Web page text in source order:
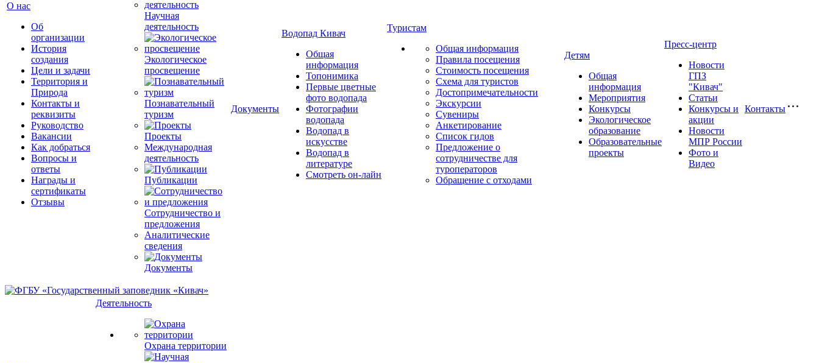
О нас
Об
организации
История
создания
Цели и задачи
Территория и
Природа
Контакты и
реквизиты
Руководство
Вакансии
Как добраться
Вопросы и
ответы
Награды и
сертификаты
Отзывы
Научная
деятельность
Экологическое
просвещение
Познавательный
туризм
Проекты
Международная
деятельность
Публикации
Сотрудничество и
предложения
Аналитические
сведения
Документы
Документы
Водопад Кивач
Общая
информация
Топонимика
Первые цветные
фото водопада
Фотографии
водопада
Водопад в
искусстве
Водопад в
литературе
Смотреть он-лайн
Туристам
Общая информация
Правила посещения
Стоимость посещения
Схема для туристов
Достопримечательности
Экскурсии
Сувениры
Анкетирование
Список гидов
Предложение о
сотрудничестве для
туроператоров
Обращение с отходами
Детям
Общая
информация
Мероприятия
Конкурсы
Экологическое
образование
Образовательные
проекты
Пресс-центр
Новости
ГПЗ
"Кивач"
Статьи
Конкурсы и
акции
Новости
МПР России
Фото и
Видео
Контакты
Деятельность
Охрана территории